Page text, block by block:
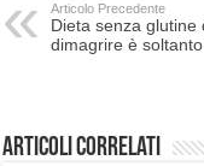
Articolo Precedente
Dieta senza glutine
dimagrire è
Articoli correlati